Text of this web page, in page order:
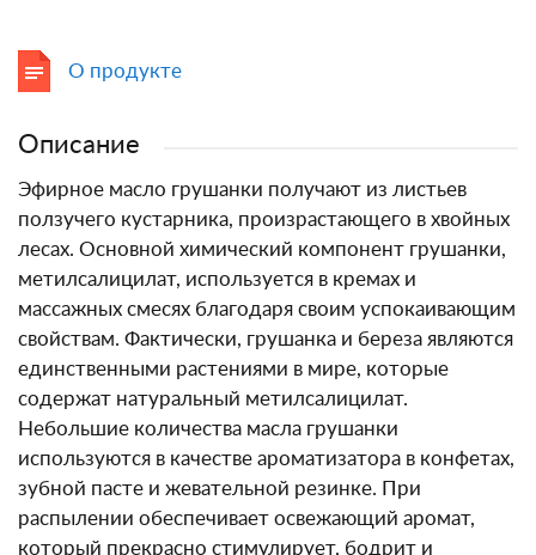
О продукте
Описание
Эфирное масло грушанки получают из листьев
ползучего кустарника, произрастающего в хвойных
лесах. Основной химический компонент грушанки,
метилсалицилат, используется в кремах и
массажных смесях благодаря своим успокаивающим
свойствам. Фактически, грушанка и береза являются
единственными растениями в мире, которые
содержат натуральный метилсалицилат.
Небольшие количества масла грушанки
используются в качестве ароматизатора в конфетах,
зубной пасте и жевательной резинке. При
распылении обеспечивает освежающий аромат,
который прекрасно стимулирует, бодрит и